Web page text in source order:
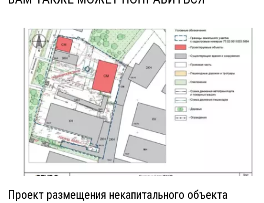
Проект размещения некапитального объекта